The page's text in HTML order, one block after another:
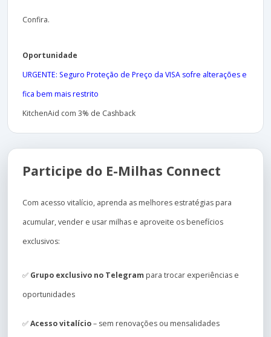
Confira.
Oportunidade
URGENTE: Seguro Proteção de Preço da VISA sofre alterações e
fica bem mais restrito
KitchenAid com 3% de Cashback
Participe do E-Milhas Connect
Com acesso vitalício, aprenda as melhores estratégias para
acumular, vender e usar milhas e aproveite os benefícios
exclusivos:
✅ Grupo exclusivo no Telegram para trocar experiências e
oportunidades
✅Acesso vitalício– sem renovações ou mensalidades